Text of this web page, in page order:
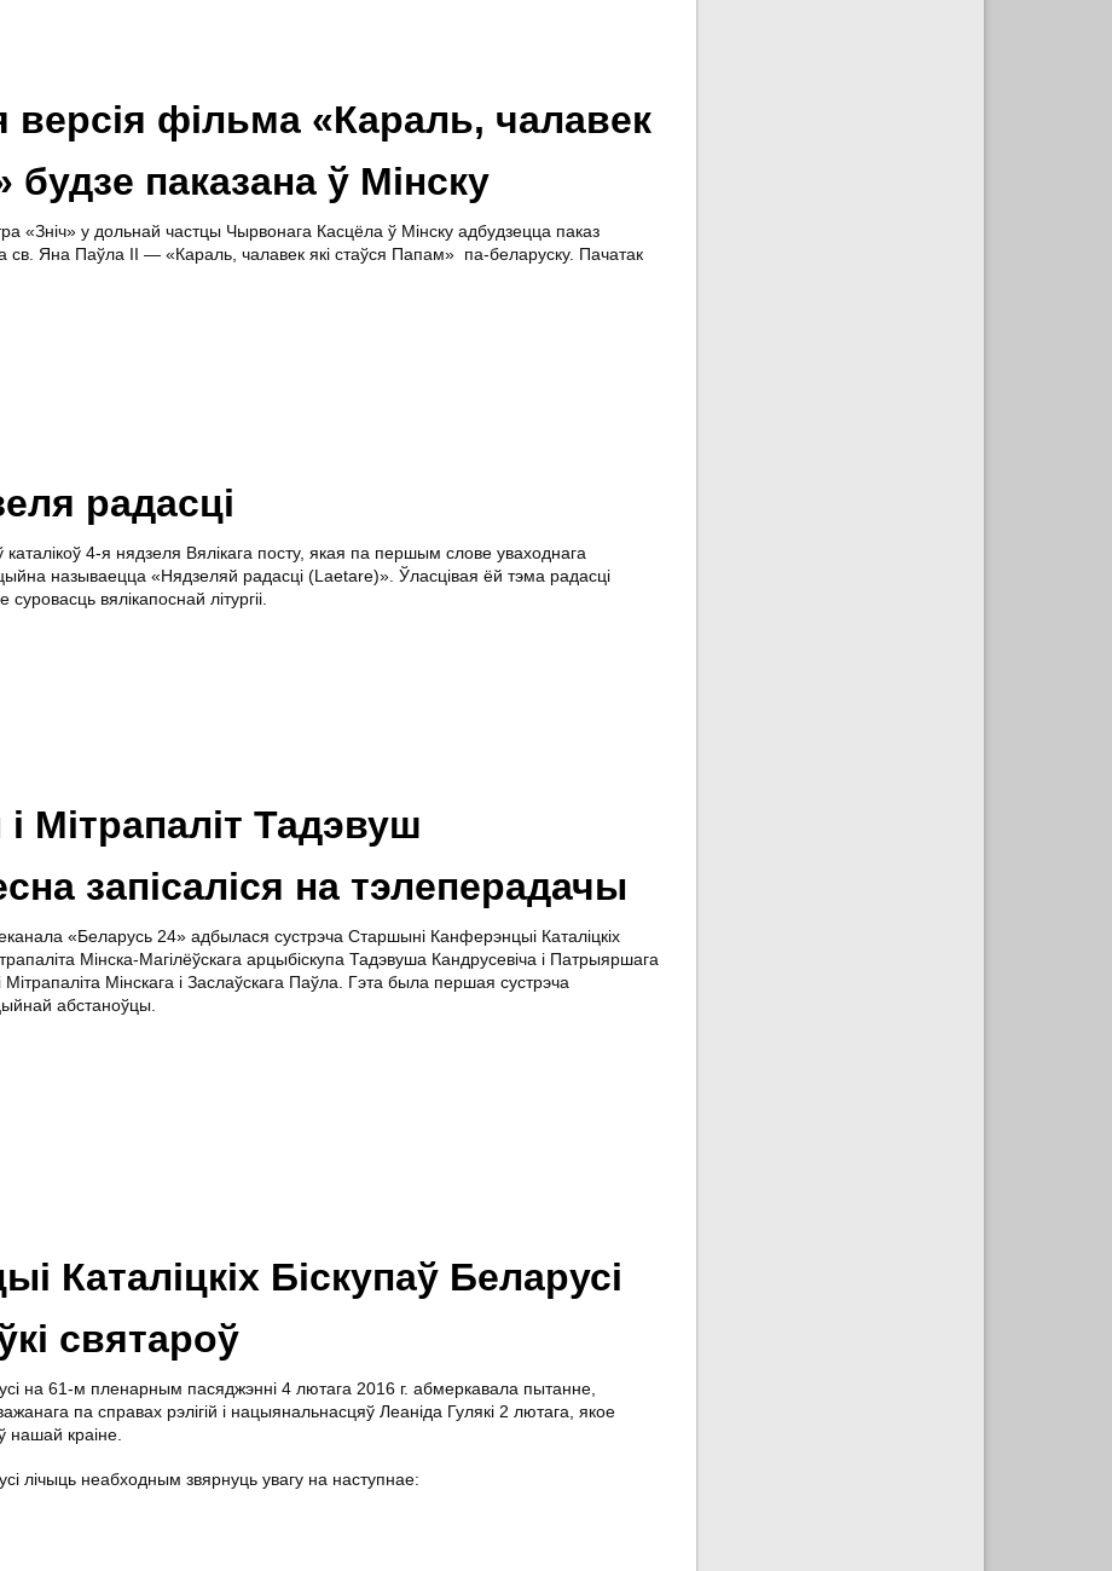
версія фільма «Караль, чалавек
будзе паказана ў Мінску
«Зніч» у дольнай частцы Чырвонага Касцёла ў Мінску адбудзецца паказ
св. Яна Паўла ІІ — «Караль, чалавек які стаўся Папам» па-беларуску. Пачатак
радасці
4-я нядзеля Вялікага посту, якая па першым слове уваходнага
называецца «Нядзеляй радасці (Laetare)». Ўласцівая ёй тэма радасці
вялікапоснай літургіі.
Мітрапаліт Тадэвуш
запісаліся на тэлеперадачы
«Беларусь 24» адбылася сустрэча Старшыні Канферэнцыі Каталіцкіх
Мінска-Магілёўскага арцыбіскупа Тадэвуша Кандрусевіча і Патрыяршага
Мінскага і Заслаўскага Паўла. Гэта была першая сустрэча
абстаноўцы.
Каталіцкіх Біскупаў Беларусі
святароў
на 61-м пленарным пасяджэнні 4 лютага 2016 г. абмеркавала пытанне,
па справах рэлігій і нацыянальнасцяў Леаніда Гулякі 2 лютага, якое
нашай краіне.
лічыць неабходным звярнуць увагу на наступнае: